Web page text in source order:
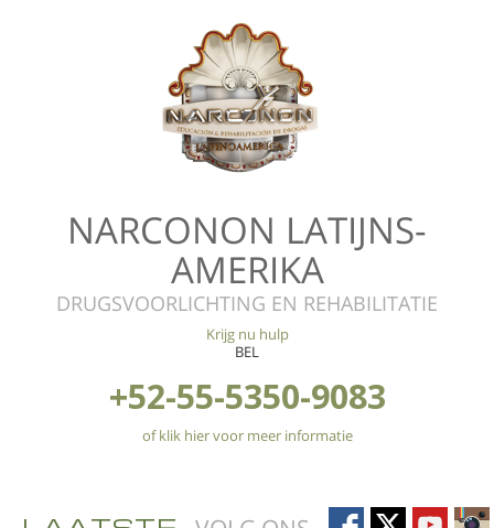
NARCONON LATIJNS-
AMERIKA
DRUGSVOORLICHTING EN REHABILITATIE
Krijg nu hulp
BEL
+52-55-5350-9083
of klik hier voor meer informatie